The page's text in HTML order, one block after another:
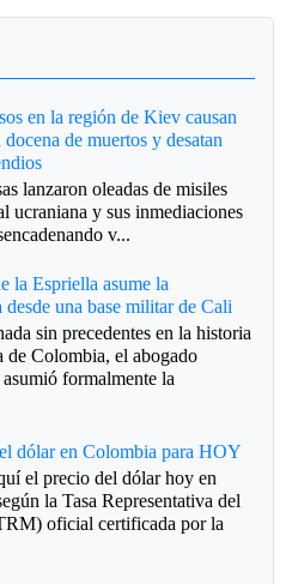
en la región de Kiev causan
docena de muertos y desatan
lanzaron oleadas de misiles
ucraniana y sus inmediaciones
v...
la Espriella asume la
desde una base militar de Cali
sin precedentes en la historia
de Colombia, el abogado
formalmente la
dólar en Colombia para HOY
el precio del dólar hoy en
la Tasa Representativa del
oficial certificada por la